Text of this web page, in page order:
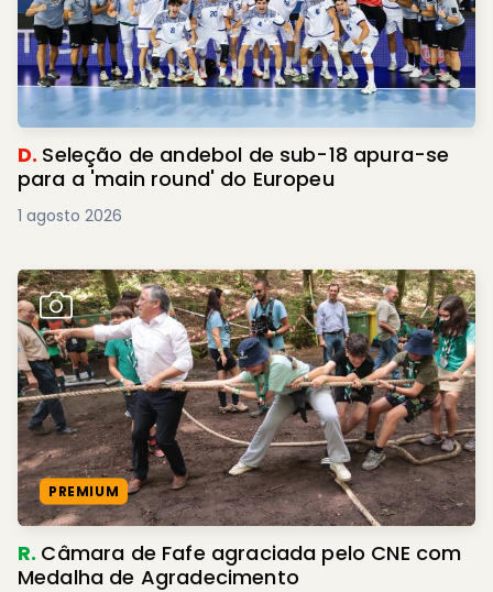
D. Seleção de andebol de sub-18 apura-se
para a 'main round' do Europeu
1 agosto 2026
PREMIUM
R. Câmara de Fafe agraciada pelo CNE com
Medalha de Agradecimento